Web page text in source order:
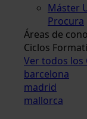
Máster
Procura
Áreas de
Ciclos
Ver todos los
barcelona
madrid
mallorca